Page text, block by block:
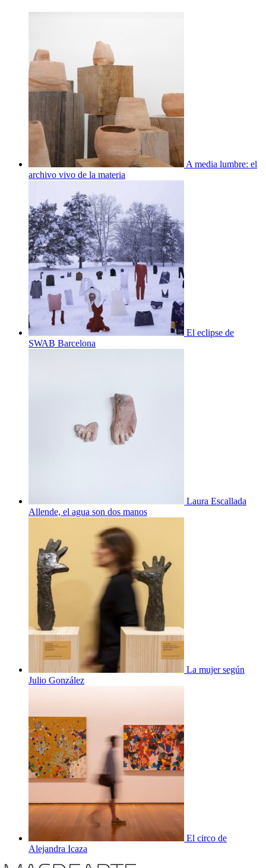
A media lumbre: el
archivo vivo de la materia
El eclipse de
SWAB Barcelona
Laura Escallada
Allende, el agua son dos manos
La mujer según
Julio González
El circo de
Alejandra Icaza